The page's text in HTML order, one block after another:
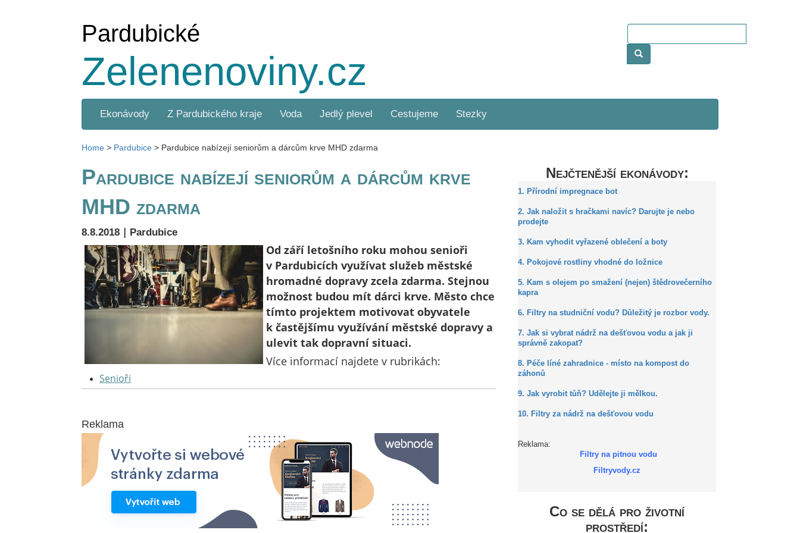
Pardubické
Zelenenoviny.cz
Ekonávody Z Pardubického kraje Voda Jedlý plevel Cestujeme Stezky
Home > Pardubice > Pardubice nabízejí seniorům a dárcům krve MHD zdarma
Pardubice nabízejí seniorům a dárcům krve
MHD zdarma
8.8.2018 | Pardubice
Od září letošního roku mohou senioři
v Pardubicích využívat služeb městské
hromadné dopravy zcela zdarma. Stejnou
možnost budou mít dárci krve. Město chce
tímto projektem motivovat obyvatele
k častějšímu využívání městské dopravy a
ulevit tak dopravní situaci.
Více informací najdete v rubrikách:
Senioři
Reklama
Nejčtenější ekonávody:
1. Přírodní impregnace bot
2. Jak naložit s hračkami navíc? Darujte je nebo
prodejte
3. Kam vyhodit vyřazené oblečení a boty
4. Pokojové rostliny vhodné do ložnice
5. Kam s olejem po smažení (nejen) štědrovečerního
kapra
6. Filtry na studniční vodu? Důležitý je rozbor vody.
7. Jak si vybrat nádrž na dešťovou vodu a jak ji
správně zakopat?
8. Péče líné zahradnice - místo na kompost do
záhonů
9. Jak vyrobit tůň? Udělejte ji mělkou.
10. Filtry za nádrž na dešťovou vodu
Reklama:
Filtry na pitnou vodu
Filtryvody.cz
Co se dělá pro životní
prostředí: